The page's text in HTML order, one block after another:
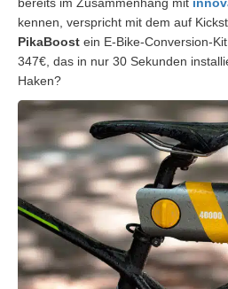
kennen, verspricht mit dem auf
PikaBoost ein E-Bike-Conversion-
347€, das in nur 30 Sekunden
Haken?